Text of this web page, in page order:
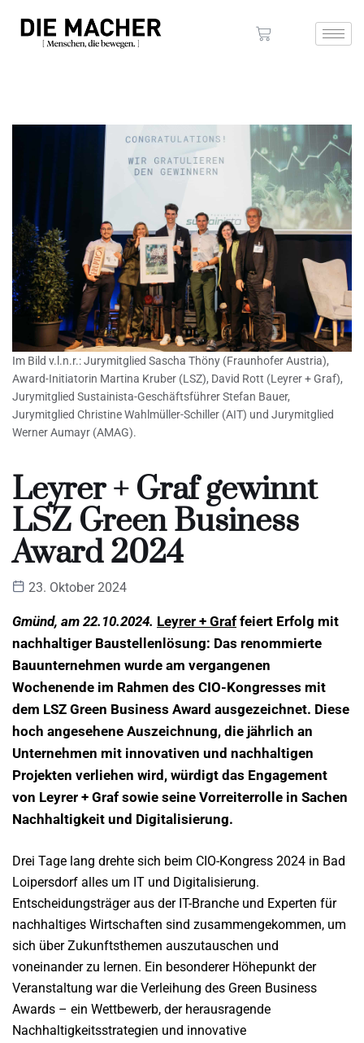
Im Bild v.l.n.r.: Jurymitglied Sascha Thöny (Fraunhofer Austria),
Award-Initiatorin Martina Kruber (LSZ), David Rott (Leyrer + Graf),
Jurymitglied Sustainista-Geschäftsführer Stefan Bauer,
Jurymitglied Christine Wahlmüller-Schiller (AIT) und Jurymitglied
Werner Aumayr (AMAG).
Leyrer + Graf gewinnt
LSZ Green Business
Award 2024
23. Oktober 2024
Gmünd, am 22.10.2024. Leyrer + Graf feiert Erfolg mit
nachhaltiger Baustellenlösung: Das renommierte
Bauunternehmen wurde am vergangenen
Wochenende im Rahmen des CIO-Kongresses mit
dem LSZ Green Business Award ausgezeichnet. Diese
hoch angesehene Auszeichnung, die jährlich an
Unternehmen mit innovativen und nachhaltigen
Projekten verliehen wird, würdigt das Engagement
von Leyrer + Graf sowie seine Vorreiterrolle in Sachen
Nachhaltigkeit und Digitalisierung.
Drei Tage lang drehte sich beim CIO-Kongress 2024 in Bad
Loipersdorf alles um IT und Digitalisierung.
Entscheidungsträger aus der IT-Branche und Experten für
nachhaltiges Wirtschaften sind zusammengekommen, um
sich über Zukunftsthemen auszutauschen und
voneinander zu lernen. Ein besonderer Höhepunkt der
Veranstaltung war die Verleihung des Green Business
Awards – ein Wettbewerb, der herausragende
Nachhaltigkeitsstrategien und innovative